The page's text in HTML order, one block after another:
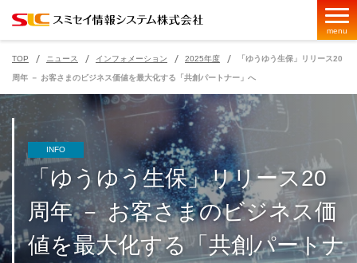
menu
ページの現在位置
TOP ニュース インフォメーション 2025年度 「ゆうゆう生保」リリース20
周年 － お客さまのビジネス価値を最大化する「共創パートナー」へ
「ゆうゆう生保」リリース20
周年 － お客さまのビジネス価
値を最大化する「共創パートナ
INFO